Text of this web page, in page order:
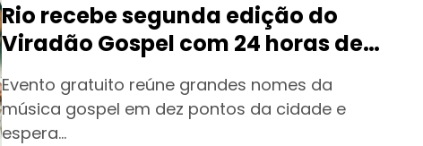
Rio recebe segunda edição do
Viradão Gospel com 24 horas de
música, cultura e fé
Evento gratuito reúne grandes nomes da
música gospel em dez pontos da cidade e
espera…